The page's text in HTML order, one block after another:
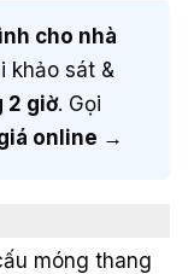
cho nhà
khảo sát &
2 giờ. Gọi
online →
móng thang